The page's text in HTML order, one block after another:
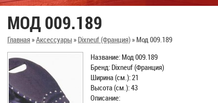
МОД 009.189
Главная»Аксессуары» Dixneuf (Франция)» Мод 009.189
Название: Мод 009.189
Бренд: Dixneuf (Франция)
Ширина (см.): 21
Высота (см.): 43
Описание: